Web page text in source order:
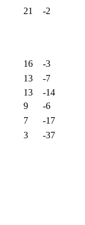
21 -2
16
-3
13
-7
13
-14
9
-6
7
-17
3
-37